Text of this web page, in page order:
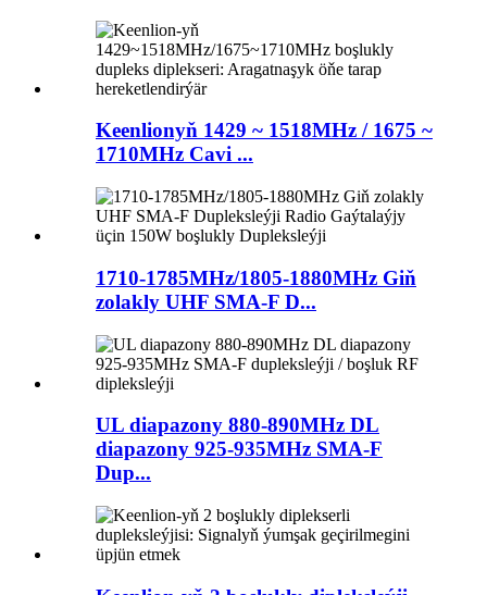
Keenlionyň 1429 ~ 1518MHz / 1675 ~
1710MHz Cavi ...
1710-1785MHz/1805-1880MHz Giň
zolakly UHF SMA-F D...
UL diapazony 880-890MHz DL
diapazony 925-935MHz SMA-F
Dup...